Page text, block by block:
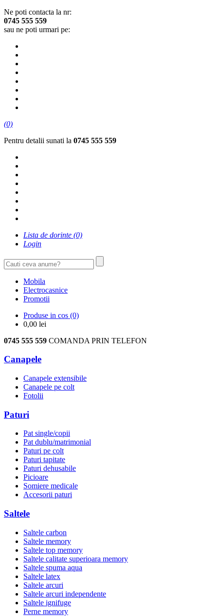
Ne poti contacta la nr:
0745 555 559
sau ne poti urmari pe:
(0)
Pentru detalii sunati la 0745 555 559
Lista de dorinte (0)
Login
Mobila
Electrocasnice
Promotii
Produse in cos (0)
0,00 lei
0745 555 559 COMANDA PRIN TELEFON
Canapele
Canapele extensibile
Canapele pe colt
Fotolii
Paturi
Pat single/copii
Pat dublu/matrimonial
Paturi pe colt
Paturi tapitate
Paturi dehusabile
Picioare
Somiere medicale
Accesorii paturi
Saltele
Saltele carbon
Saltele memory
Saltele top memory
Saltele calitate superioara memory
Saltele spuma aqua
Saltele latex
Saltele arcuri
Saltele arcuri independente
Saltele ignifuge
Perne memory